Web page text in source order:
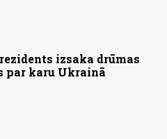
izsaka drūmas
par karu Ukrainā